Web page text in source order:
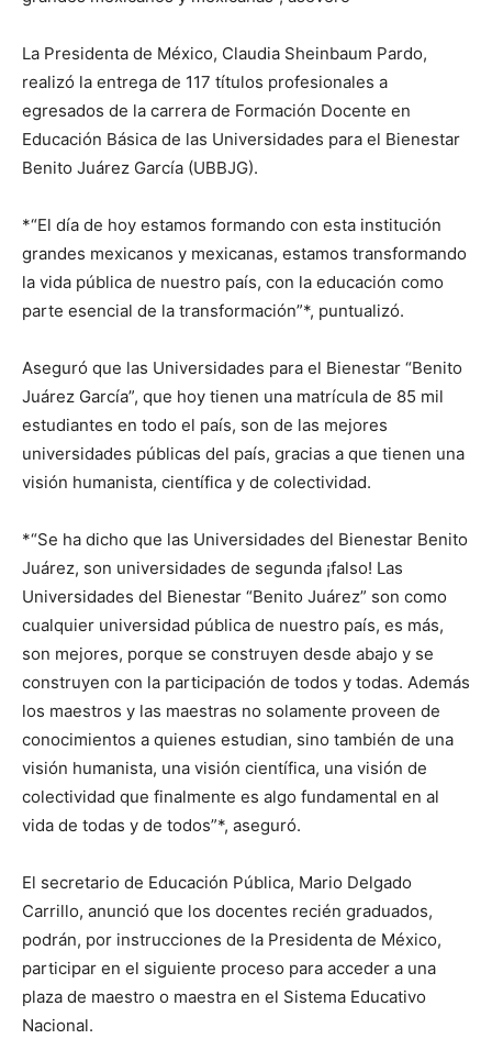
La Presidenta de México, Claudia Sheinbaum Pardo,
realizó la entrega de 117 títulos profesionales a
egresados de la carrera de Formación Docente en
Educación Básica de las Universidades para el Bienestar
Benito Juárez García (UBBJG).
*“El día de hoy estamos formando con esta institución
grandes mexicanos y mexicanas, estamos transformando
la vida pública de nuestro país, con la educación como
parte esencial de la transformación”*, puntualizó.
Aseguró que las Universidades para el Bienestar “Benito
Juárez García”, que hoy tienen una matrícula de 85 mil
estudiantes en todo el país, son de las mejores
universidades públicas del país, gracias a que tienen una
visión humanista, científica y de colectividad.
*“Se ha dicho que las Universidades del Bienestar Benito
Juárez, son universidades de segunda ¡falso! Las
Universidades del Bienestar “Benito Juárez” son como
cualquier universidad pública de nuestro país, es más,
son mejores, porque se construyen desde abajo y se
construyen con la participación de todos y todas. Además
los maestros y las maestras no solamente proveen de
conocimientos a quienes estudian, sino también de una
visión humanista, una visión científica, una visión de
colectividad que finalmente es algo fundamental en al
vida de todas y de todos”*, aseguró.
El secretario de Educación Pública, Mario Delgado
Carrillo, anunció que los docentes recién graduados,
podrán, por instrucciones de la Presidenta de México,
participar en el siguiente proceso para acceder a una
plaza de maestro o maestra en el Sistema Educativo
Nacional.